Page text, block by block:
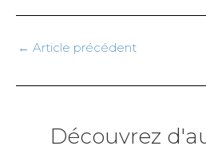
← Article précédent
Découvrez